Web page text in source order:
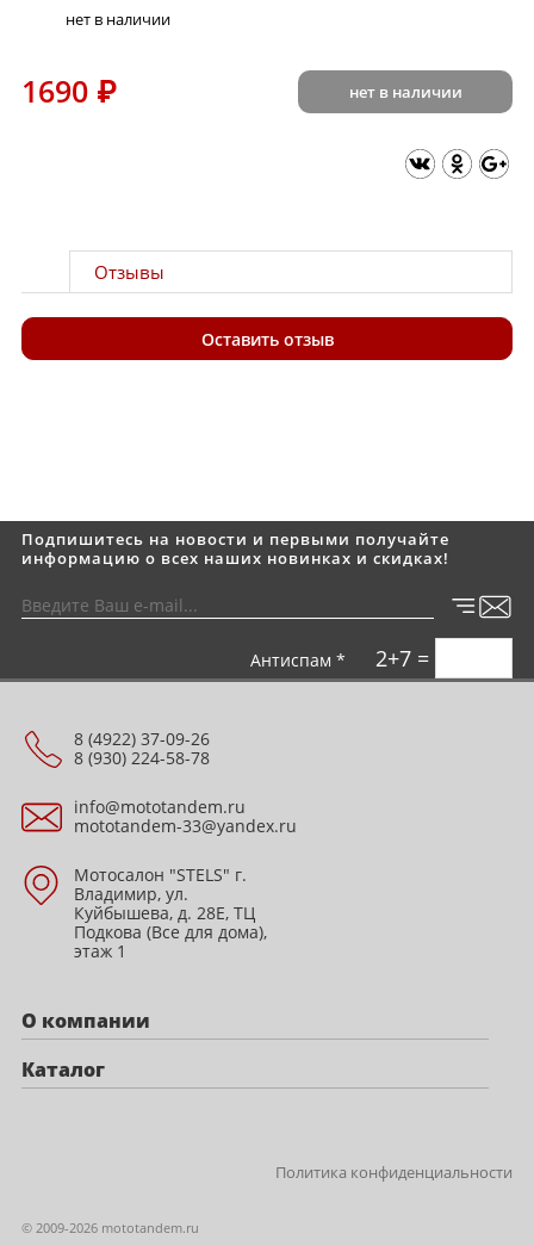
нет в наличии
1690 ₽ нет в наличии
Отзывы
Оставить отзыв
Подпишитесь на новости и первыми получайте
информацию о всех наших новинках и скидках!
Антиспам * 2+7 =
8 (4922) 37-09-26
8 (930) 224-58-78
info@mototandem.ru
mototandem-33@yandex.ru
Мотосалон "STELS" г.
Владимир, ул.
Куйбышева, д. 28Е, ТЦ
Подкова (Все для дома),
этаж 1
О компании
Каталог
Политика конфиденциальности
© 2009-2026 mototandem.ru